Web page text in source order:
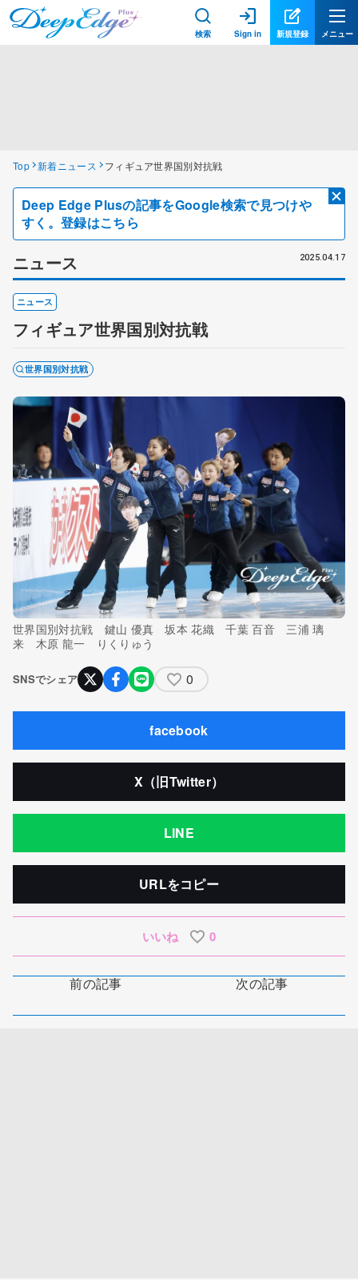
検索 Sign in 新規登録 メニュー
Top 新着ニュース フィギュア世界国別対抗戦
Deep Edge Plusの記事をGoogle検索で見つけや
すく。登録はこちら
ニュース 2025.04.17
ニュース
フィギュア世界国別対抗戦
世界国別対抗戦
世界国別対抗戦 鍵山 優真 坂本 花織 千葉 百音 三浦 璃
来 木原 龍一 りくりゅう
SNSでシェア 0
facebook
X（旧Twitter）
LINE
URLをコピー
いいね 0
前の記事 次の記事